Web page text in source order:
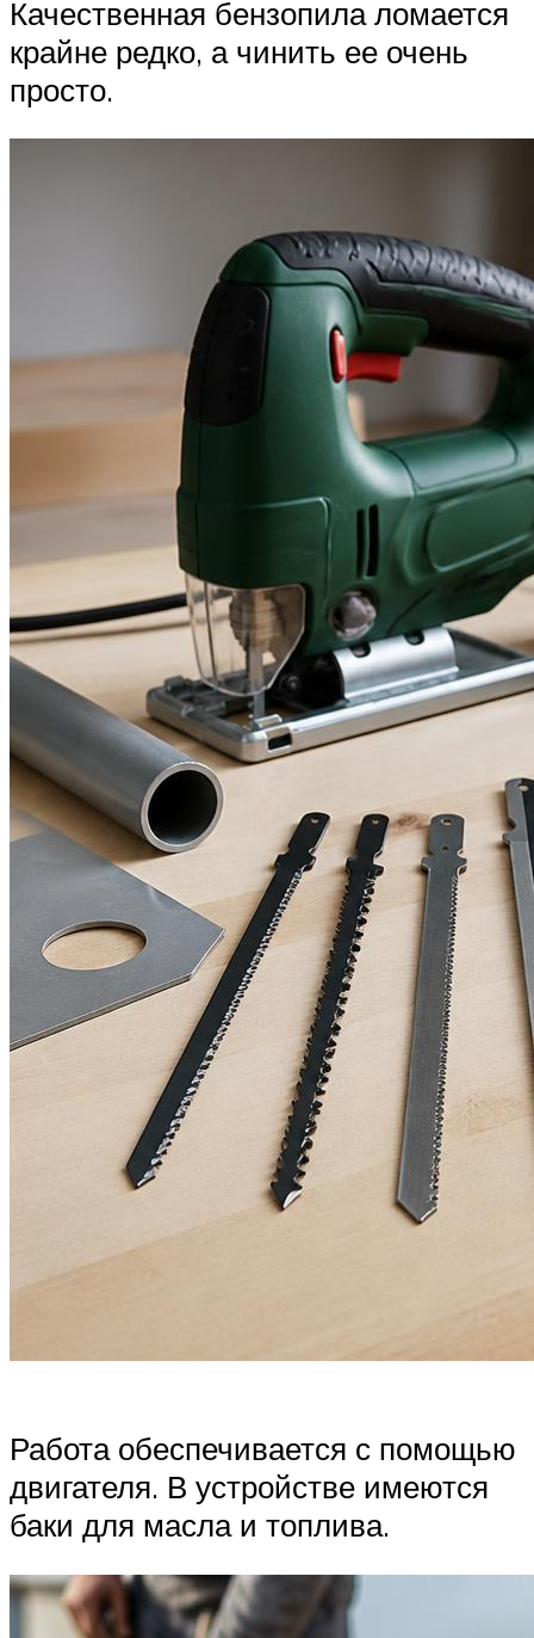
Качественная бензопила ломается
крайне редко, а чинить ее очень
просто.
Работа обеспечивается с помощью
двигателя. В устройстве имеются
баки для масла и топлива.